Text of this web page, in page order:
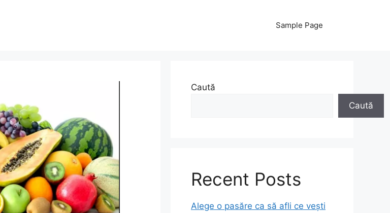
Sample Page
Caută
Caută
Recent Posts
Alege o pasăre ca să afli ce vești